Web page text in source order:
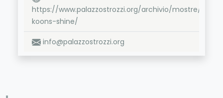
https://www.palazzostrozzi.org/archivio/mostre/jeff-
koons-shine/
info@palazzostrozzi.org